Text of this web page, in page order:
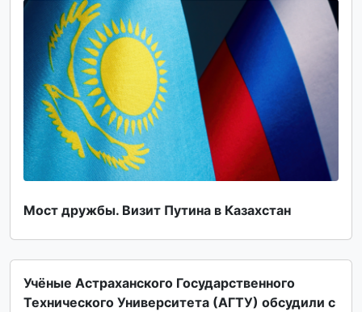
Мост дружбы. Визит Путина в Казахстан
Учёные Астраханского Государственного
Технического Университета (АГТУ) обсудили с